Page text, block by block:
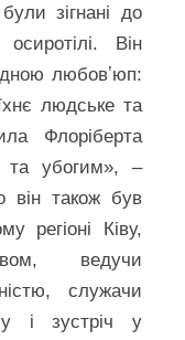
зігнані до
Він
любовʼюп:
людське та
Флоріберта
та убогим», –
також був
регіоні Ківу,
ведучи
служачи
і зустріч у